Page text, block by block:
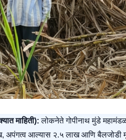
माहिती): लोकनेते गोपीनाथ मुंडे
अपंगत्व आल्यास २.५ लाख आणि बैलजोडी